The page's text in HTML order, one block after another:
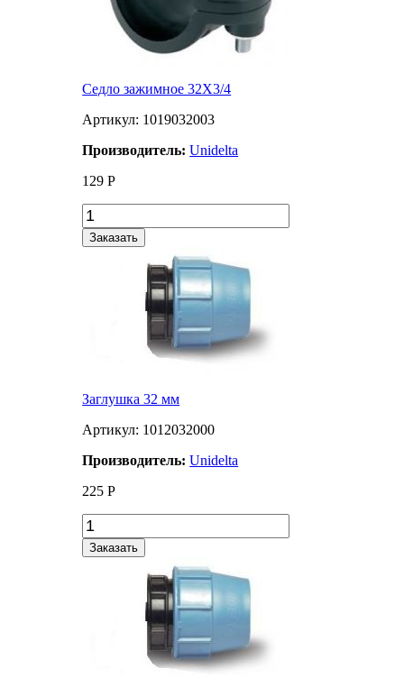
Седло зажимное 32Х3/4
Артикул: 1019032003
Производитель:Unidelta
129 Р
Заказать
Заглушка 32 мм
Артикул: 1012032000
Производитель:Unidelta
225 Р
Заказать